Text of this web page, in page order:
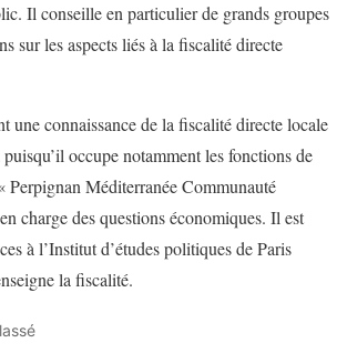
Il conseille en particulier de grands groupes
sur les aspects liés à la fiscalité directe
une connaissance de la fiscalité directe locale
occupe notamment les fonctions de
Perpignan Méditerranée Communauté
charge des questions économiques. Il est
à l’Institut d’études politiques de Paris
la fiscalité.